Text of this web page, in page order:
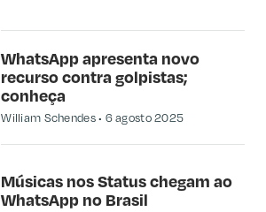
WhatsApp apresenta novo
recurso contra golpistas;
conheça
William Schendes 6 agosto 2025
Músicas nos Status chegam ao
WhatsApp no Brasil